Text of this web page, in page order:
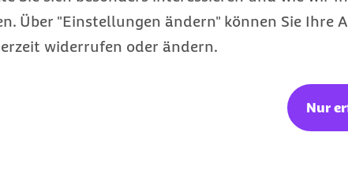
Über "Einstellungen ändern" können Sie
widerrufen oder ändern.
Nur
sollen
profitieren. Wichtig ist
vollständig befüllen,
für die
der
Gesundheitsdaten